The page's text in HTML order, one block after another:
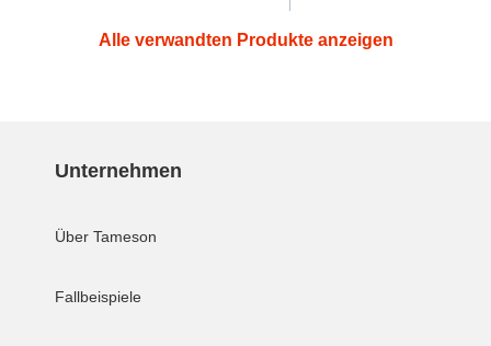
Alle verwandten Produkte anzeigen
Unternehmen
Über Tameson
Fallbeispiele